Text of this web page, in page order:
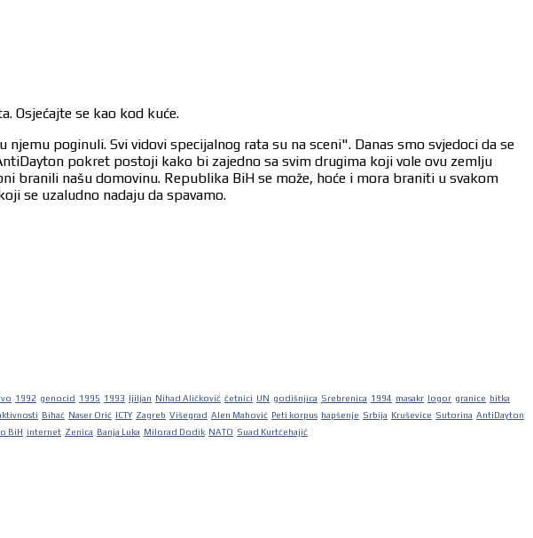
Osjećajte se kao kod kuće.
poginuli. Svi vidovi specijalnog rata su na sceni". Danas smo svjedoci da se
pokret postoji kako bi zajedno sa svim drugima koji vole ovu zemlju
našu domovinu. Republika BiH se može, hoće i mora braniti u svakom
se uzaludno nadaju da spavamo.
1992 genocid 1995 1993 ljiljan Nihad Aličković četnici UN godišnjica Srebrenica 1994 masakr logor granice bitka
Bihać Naser Orić ICTY Zagreb Višegrad Alen Mahović Peti korpus hapšenje Srbija Kruševice Sutorina AntiDayton
BiH internet Zenica Banja Luka Milorad Dodik NATO Suad Kurtćehajić